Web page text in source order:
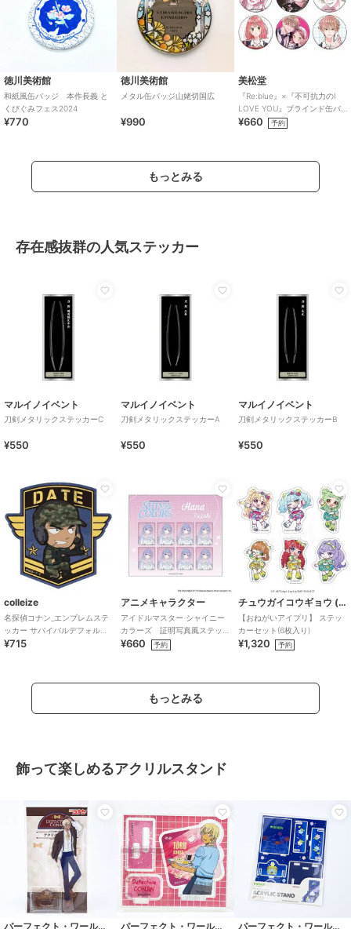
徳川美術館
和紙風缶バッジ 本作長義 と
くびぐみフェス2024
¥770
徳川美術館
メタル缶バッジ山姥切国広
¥990
美松堂
『Re:blue』×『不可抗力のI
LOVE YOU』ブラインド缶バ
ッジ（全6種）
¥660 予約
もっとみる
存在感抜群の人気ステッカー
マルイノイベント
刀剣メタリックステッカーC
¥550
マルイノイベント
刀剣メタリックステッカーA
¥550
マルイノイベント
刀剣メタリックステッカーB
¥550
colleize
名探偵コナン_エンブレムステ
ッカー サバイバルデフォルメ
(伊達)
¥715
アニメキャラクター
アイドルマスター シャイニー
カラーズ 証明写真風ステッ
カー (鈴木羽那)
¥660 予約
チュウガイコウギョウ (Chugai Mining)
【おねがいアイプリ】 ステッ
カーセット(6枚入り)
¥1,320 予約
もっとみる
飾って楽しめるアクリルスタンド
パーフェクト・ワールド・トーキョー パーフェクト・ワールド・トーキョー パーフェクト・ワールド・トーキョー